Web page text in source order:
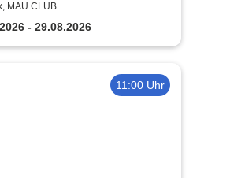
MAU CLUB
- 29.08.2026
11:00 Uhr